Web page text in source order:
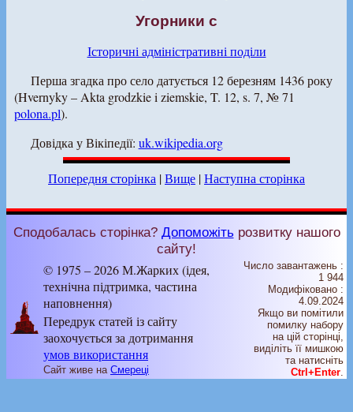
Угорники с
Історичні адміністративні поділи
Перша згадка про село датується 12 березням 1436 року
(Hvernyky – Akta grodzkie i ziemskie, T. 12, s. 7, № 71
polona.pl).
Довідка у Вікіпедії: uk.wikipedia.org
Попередня сторінка |Вище |Наступна сторінка
Сподобалась сторінка? Допоможіть розвитку нашого
сайту!
© 1975 – 2026 М.Жарких (ідея,
технічна підтримка, частина
наповнення)
Передрук статей із сайту
заохочується за дотримання
умов використання
Сайт живе на Смереці
Число завантажень :
1 944
Модифіковано :
4.09.2024
Якщо ви помітили
помилку набору
на цiй сторiнцi,
видiлiть її мишкою
та натисніть
Ctrl+Enter.